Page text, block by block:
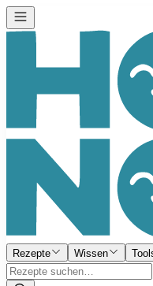
Rezepte Wissen